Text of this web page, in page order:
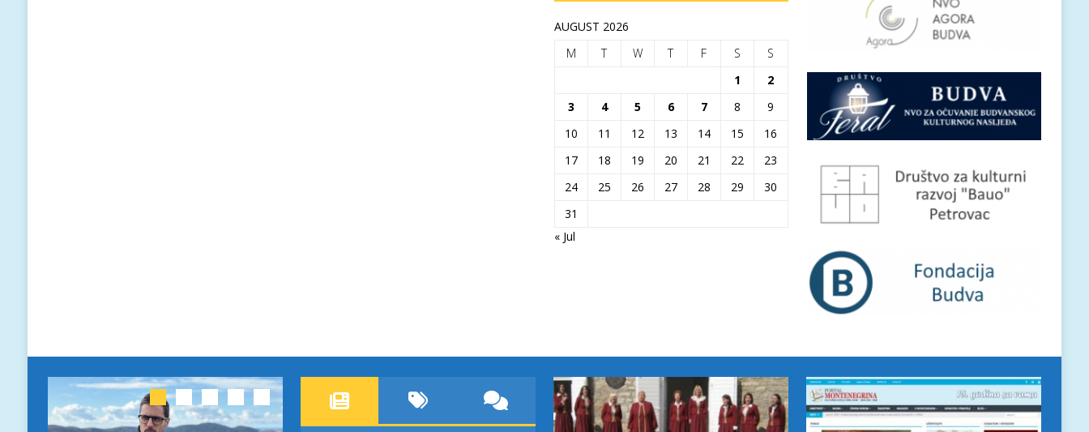
AUGUST 2026
M
T W T F S
S
1
2
3
4 5 6 7 8
9
10
11 12 13 14 15
16
17
18 19 20 21 22
23
24
25 26 27 28 29
30
31
« Jul